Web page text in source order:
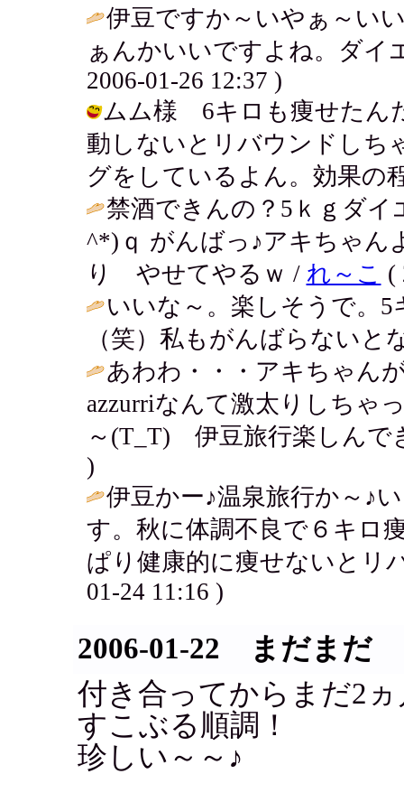
伊豆ですか～いやぁ～い
ぁんかいいですよね。ダイ
2006-01-26 12:37 )
ムム様 6キロも痩せたん
動しないとリバウンドしち
グをしているよん。効果の
禁酒できんの？5ｋｇダ
^*)ｑ がんばっ♪アキちゃ
り やせてやるｗ / れ～こ (
いいな～。楽しそうで。
（笑）私もがんばらないと
あわわ・・・アキちゃん
azzurriなんて激太りしちゃ
～(T_T) 伊豆旅行楽しんで
)
伊豆かー♪温泉旅行か～♪
す。秋に体調不良で６キロ
ぱり健康的に痩せないと
01-24 11:16 )
2006-01-22 まだまだ
付き合ってからまだ2
すこぶる順調！
珍しい～～♪